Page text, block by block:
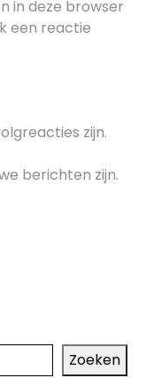
in deze browser
een reactie
zijn.
berichten zijn.
Zoeken